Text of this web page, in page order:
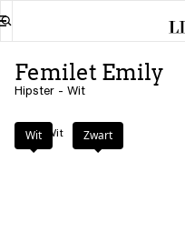
Femilet Emily
Hipster - Wit
Kleur: Wit
Wit Zwart